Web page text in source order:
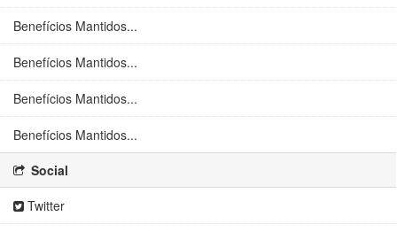
Benefícios Mantidos...
Benefícios Mantidos...
Benefícios Mantidos...
Benefícios Mantidos...
Social
Twitter